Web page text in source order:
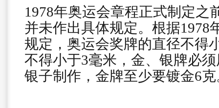
1978年奥运会章程正式制定之
并未作出具体规定。根据1978
规定，奥运会奖牌的直径不得
不得小于3毫米，金、银牌必
银子制作，金牌至少要镀金6